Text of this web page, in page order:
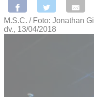
M.S.C. / Foto: Jonathan Gil
dv., 13/04/2018